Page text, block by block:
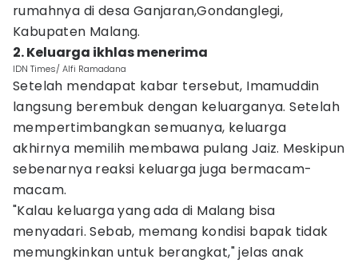
rumahnya di desa Ganjaran,Gondanglegi,
Kabupaten Malang.
2. Keluarga ikhlas menerima
IDN Times/ Alfi Ramadana
Setelah mendapat kabar tersebut, Imamuddin
langsung berembuk dengan keluarganya. Setelah
mempertimbangkan semuanya, keluarga
akhirnya memilih membawa pulang Jaiz. Meskipun
sebenarnya reaksi keluarga juga bermacam-
macam.
"Kalau keluarga yang ada di Malang bisa
menyadari. Sebab, memang kondisi bapak tidak
memungkinkan untuk berangkat," jelas anak